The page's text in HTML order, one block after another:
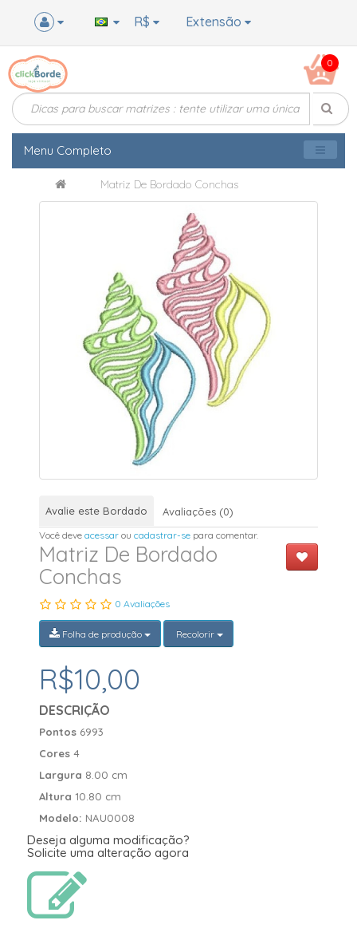
Extensão
R$
0
Menu Completo
Matriz De Bordado Conchas
Avalie este Bordado Avaliações (0)
Você deveacessar oucadastrar-se para comentar.
Matriz De Bordado
Conchas
0 Avaliações
Folha de produção Recolorir
R$10,00
DESCRIÇÃO
Pontos 6993
Cores4
Largura 8.00 cm
Altura 10.80 cm
Modelo: NAU0008
Deseja alguma modificação?
Solicite uma alteração agora